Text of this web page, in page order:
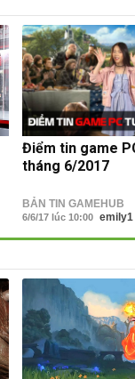
Điểm tin game
tháng 6/2017
BẢN TIN GAMEHUB
6/6/17 lúc 10:00 emily1